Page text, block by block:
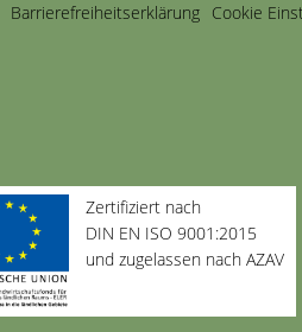
Barriere­freiheits­erklärung Cookie
Zertifiziert nach
DIN EN ISO 9001:2015
und zugelassen nach AZAV